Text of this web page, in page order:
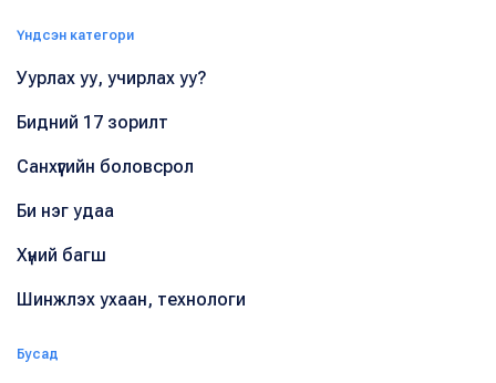
Үндсэн категори
Уурлах уу, учирлах уу?
Бидний 17 зорилт
Санхүүгийн боловсрол
Би нэг удаа
Хүний багш
Шинжлэх ухаан, технологи
Бусад